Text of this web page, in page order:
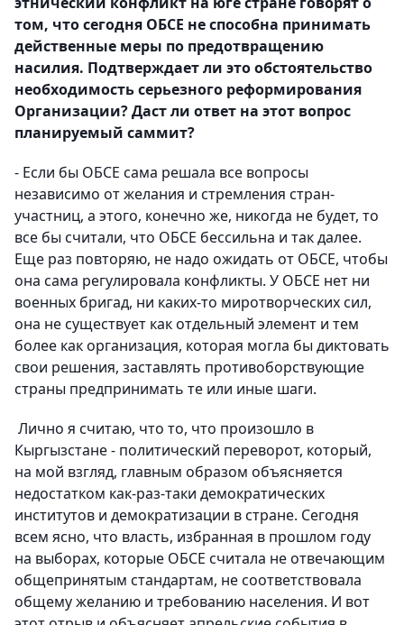
том, что сегодня ОБСЕ не способна принимать
действенные меры по предотвращению
насилия. Подтверждает ли это обстоятельство
необходимость серьезного реформирования
Организации? Даст ли ответ на этот вопрос
планируемый саммит?
- Если бы ОБСЕ сама решала все вопросы
независимо от желания и стремления стран-
участниц, а этого, конечно же, никогда не будет, то
все бы считали, что ОБСЕ бессильна и так далее.
Еще раз повторяю, не надо ожидать от ОБСЕ, чтобы
она сама регулировала конфликты. У ОБСЕ нет ни
военных бригад, ни каких-то миротворческих сил,
она не существует как отдельный элемент и тем
более как организация, которая могла бы диктовать
свои решения, заставлять противоборствующие
страны предпринимать те или иные шаги.
Лично я считаю, что то, что произошло в
Кыргызстане - политический переворот, который,
на мой взгляд, главным образом объясняется
недостатком как-раз-таки демократических
институтов и демократизации в стране. Сегодня
всем ясно, что власть, избранная в прошлом году
на выборах, которые ОБСЕ считала не отвечающим
общепринятым стандартам, не соответствовала
общему желанию и требованию населения. И вот